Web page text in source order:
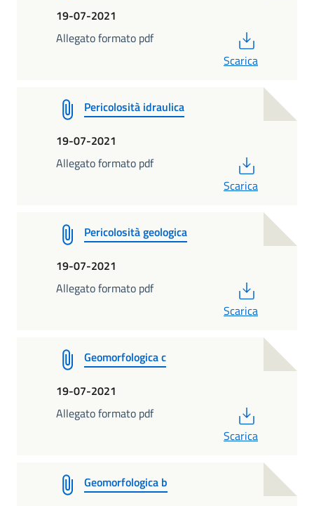
19-07-2021
Allegato formato pdf
Scarica
Pericolosità idraulica
19-07-2021
Allegato formato pdf
Scarica
Pericolosità geologica
19-07-2021
Allegato formato pdf
Scarica
Geomorfologica c
19-07-2021
Allegato formato pdf
Scarica
Geomorfologica b